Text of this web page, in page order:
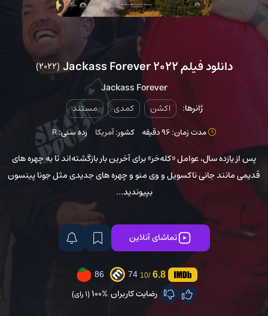
دانلود فیلم Jackass Forever 2022 (2022)
Jackass Forever
ژانرها: اکشن کمدی مستند
مدت زمان: 96 دقیقه کشور:آمریکا رده سنی:R
پس از یازده سال، عوامل «کله‌خر» برای آخرین بار بازگشته‌اند تا به چهره های
قدیمی مانند جانی ناکسویل و وی منو و چهره های جدیدی مثل جونا پینسون
بپیوندید...
تماشای آنلاین
6.8
/10
74
86
رضایت کاربران 100%(1 رای)